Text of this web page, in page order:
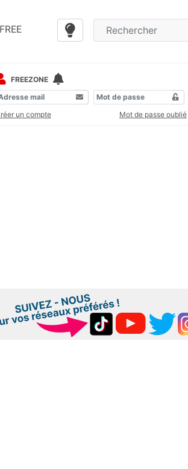
FREEZONE
un compte
Mot de passe oublié